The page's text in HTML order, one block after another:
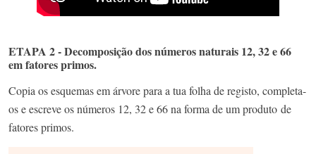
ETAPA 2 - Decomposição dos números naturais 12, 32 e 66
em fatores primos.
Copia os esquemas em árvore para a tua folha de registo, completa-
os e escreve os números 12, 32 e 66 na forma de um produto de
fatores primos.